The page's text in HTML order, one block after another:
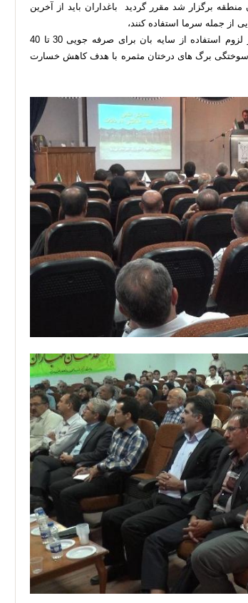
برگزار شد مقرر گردید باغداران باید از آخرین
از جمله سرما استفاده کنند،
در این کارگاه آموزشی به تنش های آب و هوایی بر لزوم استفاده از سایه بان برای صرفه جویی 30 تا 40
سوختگی برگ های درختان مثمره با هدف کاهش خسارت